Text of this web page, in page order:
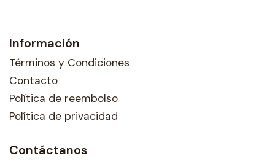
Información
Términos y Condiciones
Contacto
Política de reembolso
Política de privacidad
Contáctanos